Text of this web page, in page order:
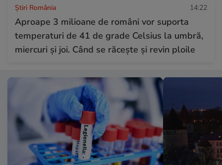
Știri România 14:22
Aproape 3 milioane de români vor suporta
temperaturi de 41 de grade Celsius la umbră,
miercuri și joi. Când se răcește și revin ploile